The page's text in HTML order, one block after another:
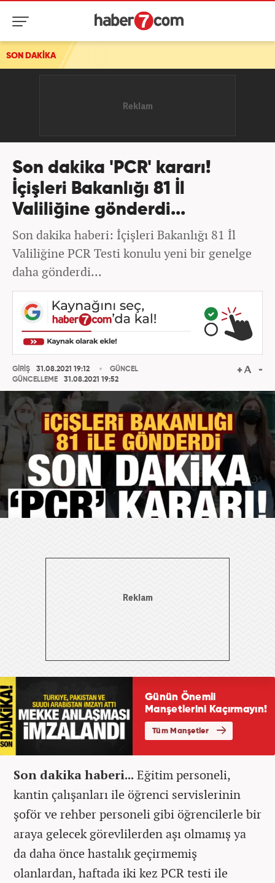
SON DAKİKA
Son dakika 'PCR' kararı!
İçişleri Bakanlığı 81 İl
Valiliğine gönderdi...
Son dakika haberi: İçişleri Bakanlığı 81 İl
Valiliğine PCR Testi konulu yeni bir genelge
daha gönderdi...
GİRİŞ
31.08.2021 19:12
GÜNCELLEME
31.08.2021 19:52
GÜNCEL
Son dakika haberi... Eğitim personeli,
kantin çalışanları ile öğrenci servislerinin
şoför ve rehber personeli gibi öğrencilerle bir
araya gelecek görevlilerden aşı olmamış ya
da daha önce hastalık geçirmemiş
olanlardan, haftada iki kez PCR testi ile